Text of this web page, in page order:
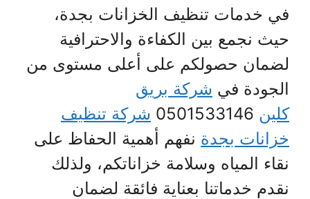
في خدمات تنظيف الخزانات بجدة،
حيث نجمع بين الكفاءة والاحترافية
لضمان حصولكم على أعلى مستوى من
الجودة في شركة بريق
كلين
شركة تنظيف
خزانات بجدة نفهم أهمية الحفاظ على
نقاء المياه وسلامة خزاناتكم، ولذلك
نقدم خدماتنا بعناية فائقة لضمان